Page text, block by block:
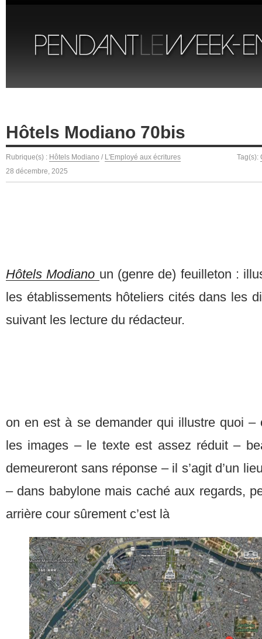
Hôtels Modiano 70bis
Rubrique(s) : Hôtels Modiano / L'Employé aux écritures Tag(s):
28 décembre, 2025
Hôtels Modiano un (genre de) feuilleton :
les établissements hôteliers cités dans les
suivant les lecture du rédacteur.
on en est à se demander qui illustre quoi –
les images – le texte est assez réduit –
demeureront sans réponse – il s’agit d’un
– dans babylone mais caché aux regards,
arrière cour sûrement c’est là